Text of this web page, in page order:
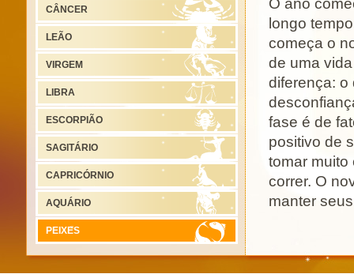
O ano
longo
começa o
de uma
diferença: o
fase é de
positivo de
tomar muito
correr. O
manter
ótimos e
CÂNCER
LEÃO
VIRGEM
LIBRA
ESCORPIÃO
SAGITÁRIO
CAPRICÓRNIO
AQUÁRIO
PEIXES